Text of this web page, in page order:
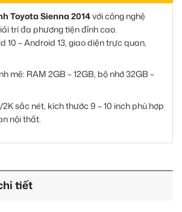
Toyota Sienna 2014với công nghệ
trí đa phương tiện đỉnh cao.
10 – Android 13, giao diện trực quan,
mẽ: RAM 2GB – 12GB, bộ nhớ 32GB –
sắc nét, kích thước 9 – 10 inch phù hợp
nội thất.
tiết